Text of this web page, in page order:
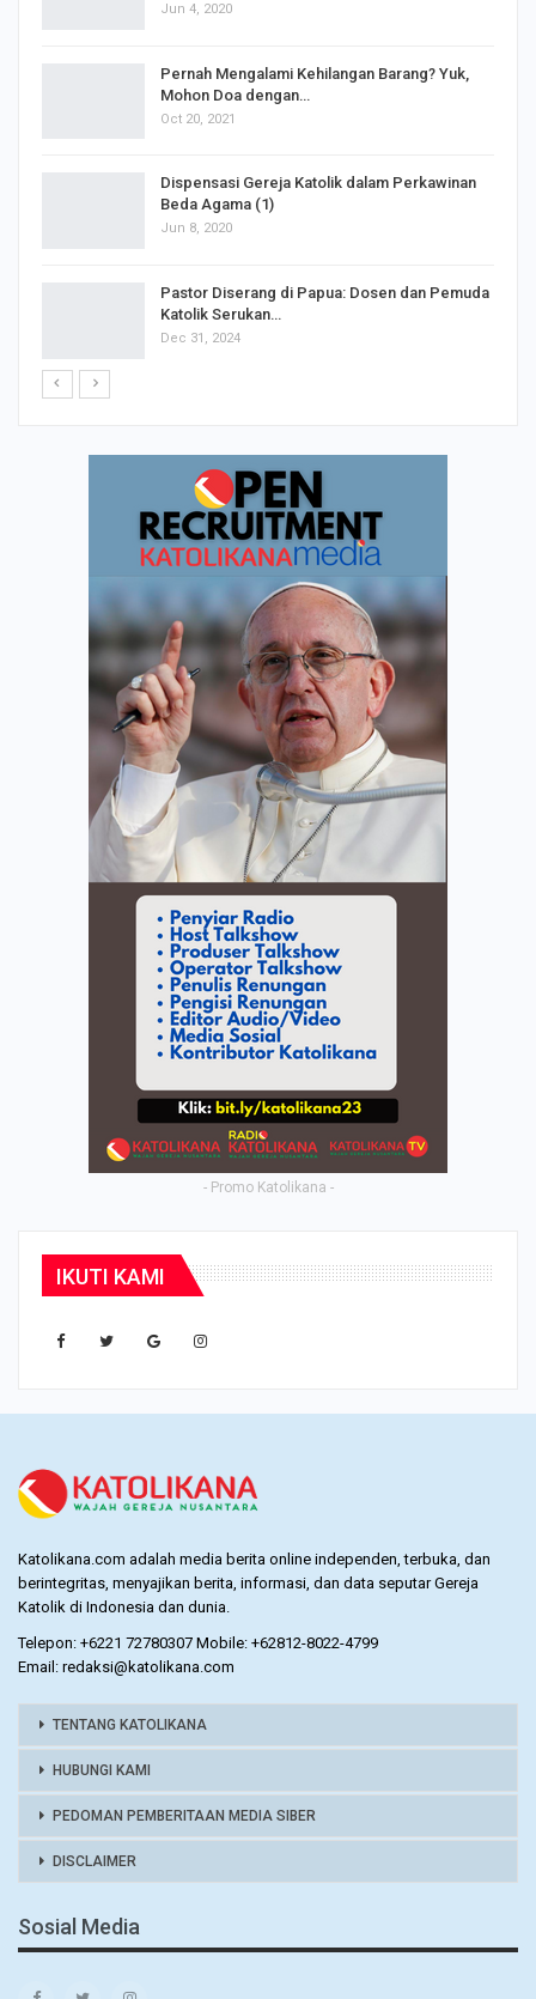
Jun 4, 2020
Pernah Mengalami Kehilangan Barang? Yuk,
Mohon Doa dengan…
Oct 20, 2021
Dispensasi Gereja Katolik dalam Perkawinan
Beda Agama (1)
Jun 8, 2020
Pastor Diserang di Papua: Dosen dan Pemuda
Katolik Serukan…
Dec 31, 2024
- Promo Katolikana -
IKUTI KAMI
Katolikana.com adalah media berita online independen, terbuka, dan
berintegritas, menyajikan berita, informasi, dan data seputar Gereja
Katolik di Indonesia dan dunia.
Telepon: +6221 72780307 Mobile: +62812-8022-4799
Email: redaksi@katolikana.com
TENTANG KATOLIKANA
HUBUNGI KAMI
PEDOMAN PEMBERITAAN MEDIA SIBER
DISCLAIMER
Sosial Media